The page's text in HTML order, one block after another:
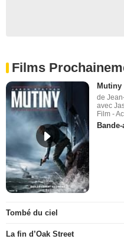
Films
Mutiny
de
avec
Film -
Tombé du ciel
La fin d’Oak Street